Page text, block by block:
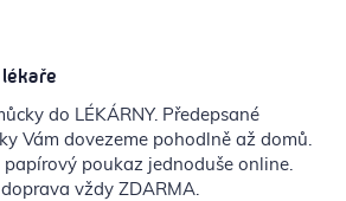
do LÉKÁRNY. Předepsané
Vám dovezeme pohodlně až domů.
poukaz jednoduše online.
vždy ZDARMA.